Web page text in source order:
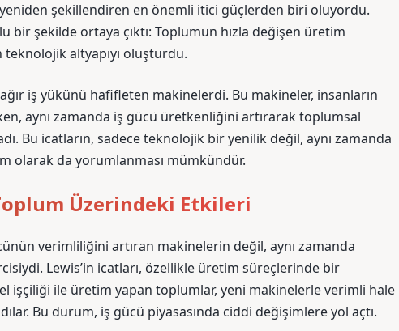
şekillendiren en önemli itici güçlerden biri oluyordu.
bir şekilde ortaya çıktı: Toplumun hızla değişen üretim
altyapıyı oluşturdu.
iş yükünü hafifleten makinelerdi. Bu makineler, insanların
aynı zamanda iş gücü üretkenliğini artırarak toplumsal
Bu icatların, sadece teknolojik bir yenilik değil, aynı zamanda
olarak da yorumlanması mümkündür.
Üzerindeki Etkileri
verimliliğini artıran makinelerin değil, aynı zamanda
Lewis’in icatları, özellikle üretim süreçlerinde bir
işçiliği ile üretim yapan toplumlar, yeni makinelerle verimli hale
Bu durum, iş gücü piyasasında ciddi değişimlere yol açtı.